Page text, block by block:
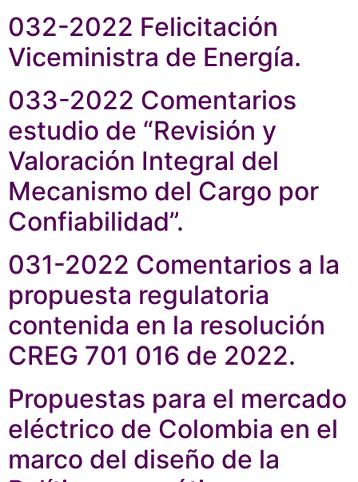
032-2022 Felicitación
Viceministra de Energía.
033-2022 Comentarios
estudio de “Revisión y
Valoración Integral del
Mecanismo del Cargo por
Confiabilidad”.
031-2022 Comentarios a la
propuesta regulatoria
contenida en la resolución
CREG 701 016 de 2022.
Propuestas para el mercado
eléctrico de Colombia en el
marco del diseño de la